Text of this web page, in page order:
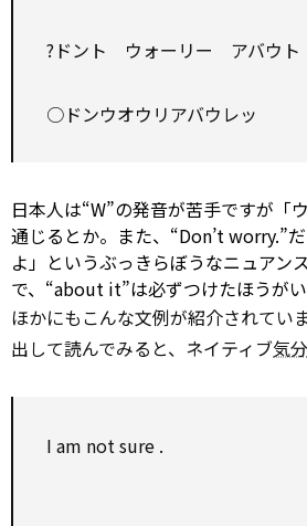
?ドント ウォーリー アバウ
○ドンウオウリアバウレッ
日本人は“W”の発音が苦手ですが「
通じるとか。また、“Don’t worry.”
よ」というぶっきらぼうなニュアン
で、“about it”は必ずつけたほうがい
ほかにもこんな文例が紹介されてい
出して読んでみると、ネイティブ気分
I am not sure .